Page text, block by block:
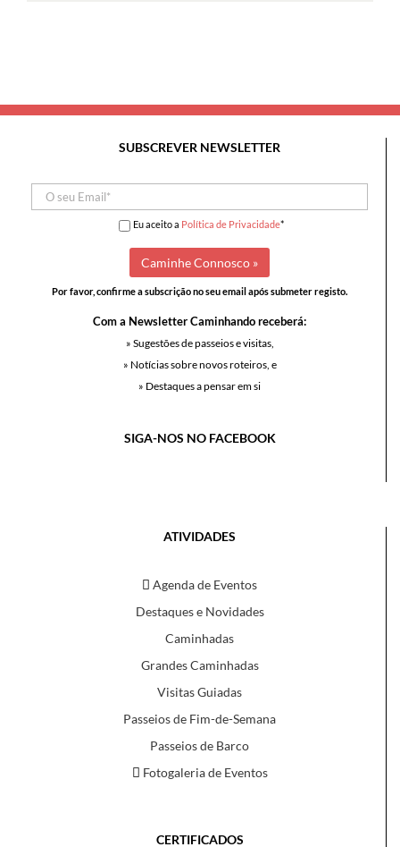
SUBSCREVER NEWSLETTER
Eu aceito a Política de Privacidade*
Por favor, confirme a subscrição no seu email após submeter registo.
Com a Newsletter Caminhando receberá:
» Sugestões de passeios e visitas,
» Notícias sobre novos roteiros, e
» Destaques a pensar em si
SIGA-NOS NO FACEBOOK
ATIVIDADES
Agenda de Eventos
Destaques e Novidades
Caminhadas
Grandes Caminhadas
Visitas Guiadas
Passeios de Fim-de-Semana
Passeios de Barco
Fotogaleria de Eventos
CERTIFICADOS